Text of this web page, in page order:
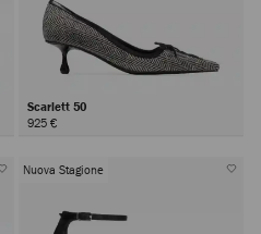
Scarlett 50
925 €
Nuova Stagione